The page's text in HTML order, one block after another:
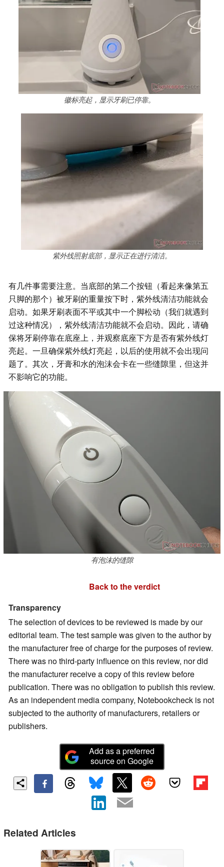
徽标亮起，显示牙刷已停靠。
紫外线照射底部，显示正在进行清洁。
有几件事需要注意。当底部的第二个按钮（看起来像第五
只脚的那个）被牙刷的重量按下时，紫外线清洁功能就会
启动。如果牙刷表面不平或其中一个脚松动（我们就遇到
过这种情况），紫外线清洁功能就不会启动。因此，请确
保将牙刷停靠在底座上，并观察底座下方是否有紫外线灯
亮起。一旦确保紫外线灯亮起，以后的使用就不会出现问
题了。其次，牙膏和水的泡沫会卡在一些缝隙里，但这并
不影响它的功能。
有泡沫的缝隙
Back to the verdict
Transparency
The selection of devices to be reviewed is made by our
editorial team. The test sample was given to the author by
the manufacturer free of charge for the purposes of review.
There was no third-party influence on this review, nor did
the manufacturer receive a copy of this review before
publication. There was no obligation to publish this review.
As an independent media company, Notebookcheck is not
subjected to the authority of manufacturers, retailers or
publishers.
Add as a preferred
source on Google
Related Articles